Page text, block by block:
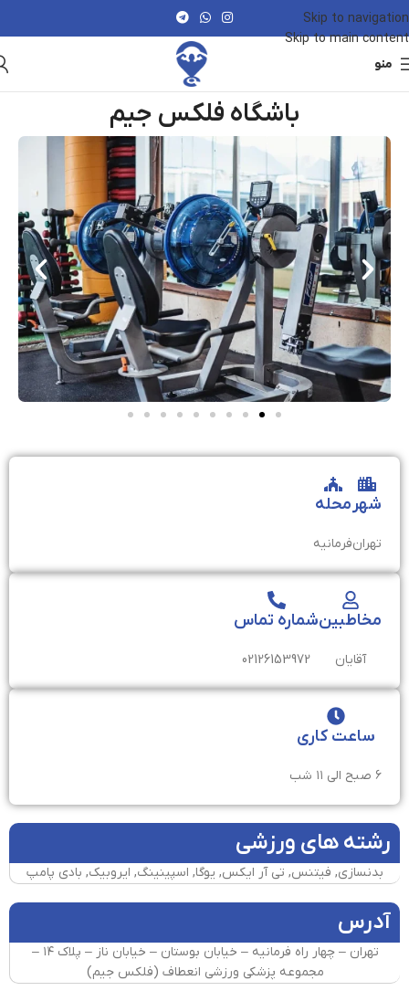
Skip to navigation
Skip to main content
منو
باشگاه فلکس جیم
شهر
تهران
محله
فرمانیه
مخاطبین
آقایان
شماره تماس
02126153972
ساعت کاری
۶ صبح الی ۱۱ شب
رشته های ورزشی
بدنسازی, فیتنس, تی آر ایکس, یوگا, اسپینینگ, ایروبیک, بادی پامپ
آدرس
تهران – چهار راه فرمانیه – خیابان بوستان – خیابان ناز – پلاک ۱۴ –
مجموعه پزشکی ورزشی انعطاف (فلکس جیم)